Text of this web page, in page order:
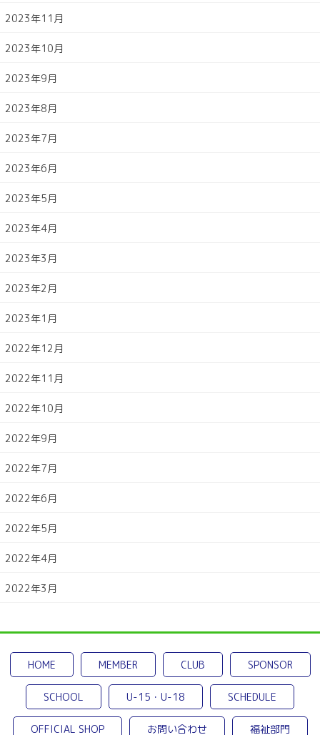
2023年11月
2023年10月
2023年9月
2023年8月
2023年7月
2023年6月
2023年5月
2023年4月
2023年3月
2023年2月
2023年1月
2022年12月
2022年11月
2022年10月
2022年9月
2022年7月
2022年6月
2022年5月
2022年4月
2022年3月
HOME MEMBER CLUB SPONSOR
SCHOOL U-15・U-18 SCHEDULE
OFFICIAL SHOP お問い合わせ 福祉部門